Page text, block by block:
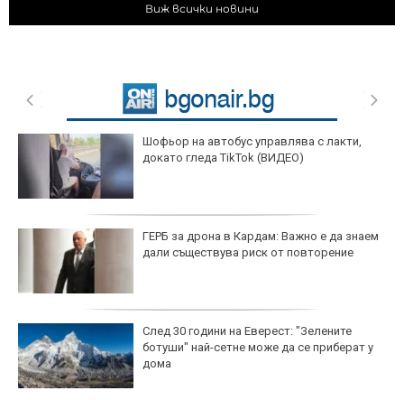
Виж всички новини
Шофьор на автобус управлява с лакти,
докато гледа TikTok (ВИДЕО)
ГЕРБ за дрона в Кардам: Важно е да знаем
дали съществува риск от повторение
След 30 години на Еверест: "Зелените
ботуши" най-сетне може да се приберат у
дома